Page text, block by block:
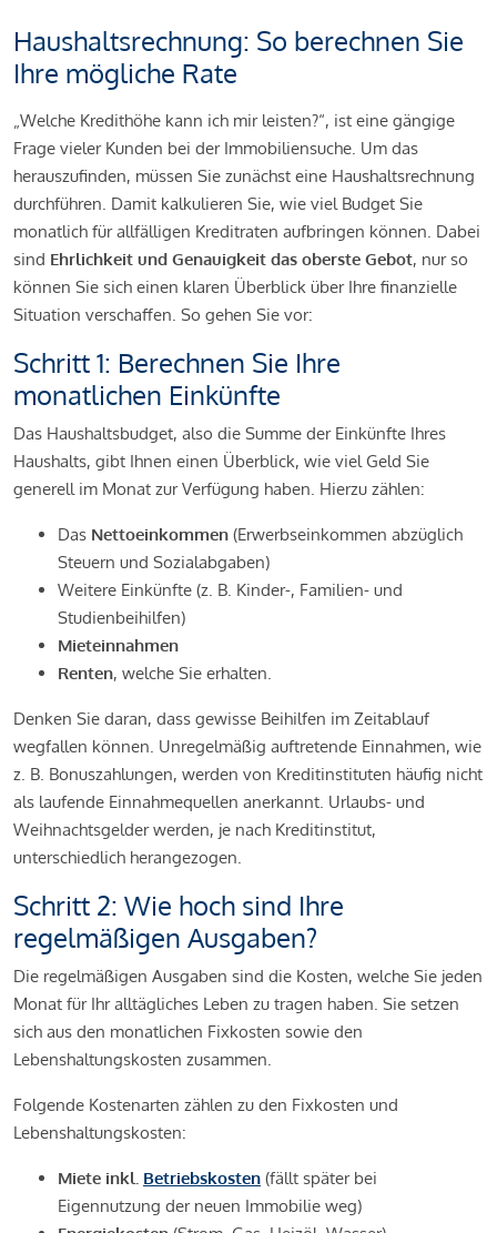
Haushaltsrechnung: So berechnen Sie
Ihre mögliche Rate
„Welche Kredithöhe kann ich mir leisten?“, ist eine gängige
Frage vieler Kunden bei der Immobiliensuche. Um das
herauszufinden, müssen Sie zunächst eine Haushaltsrechnung
durchführen. Damit kalkulieren Sie, wie viel Budget Sie
monatlich für allfälligen Kreditraten aufbringen können. Dabei
sind Ehrlichkeit und Genauigkeit das oberste Gebot, nur so
können Sie sich einen klaren Überblick über Ihre finanzielle
Situation verschaffen. So gehen Sie vor:
Schritt 1: Berechnen Sie Ihre
monatlichen Einkünfte
Das Haushaltsbudget, also die Summe der Einkünfte Ihres
Haushalts, gibt Ihnen einen Überblick, wie viel Geld Sie
generell im Monat zur Verfügung haben. Hierzu zählen:
Das Nettoeinkommen (Erwerbseinkommen abzüglich
Steuern und Sozialabgaben)
Weitere Einkünfte (z. B. Kinder-, Familien- und
Studienbeihilfen)
Mieteinnahmen
Renten, welche Sie erhalten.
Denken Sie daran, dass gewisse Beihilfen im Zeitablauf
wegfallen können. Unregelmäßig auftretende Einnahmen, wie
z. B. Bonuszahlungen, werden von Kreditinstituten häufig nicht
als laufende Einnahmequellen anerkannt. Urlaubs- und
Weihnachtsgelder werden, je nach Kreditinstitut,
unterschiedlich herangezogen.
Schritt 2: Wie hoch sind Ihre
regelmäßigen Ausgaben?
Die regelmäßigen Ausgaben sind die Kosten, welche Sie jeden
Monat für Ihr alltägliches Leben zu tragen haben. Sie setzen
sich aus den monatlichen Fixkosten sowie den
Lebenshaltungskosten zusammen.
Folgende Kostenarten zählen zu den Fixkosten und
Lebenshaltungskosten:
Miete inkl. Betriebskosten (fällt später bei
Eigennutzung der neuen Immobilie weg)